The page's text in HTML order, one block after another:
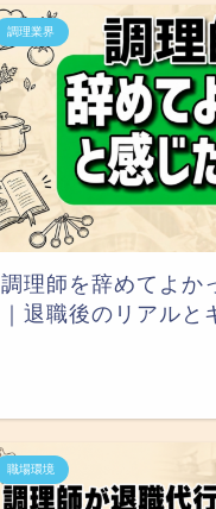
調理業界
調理師を辞めてよか
｜退職後のリアルと
職場環境